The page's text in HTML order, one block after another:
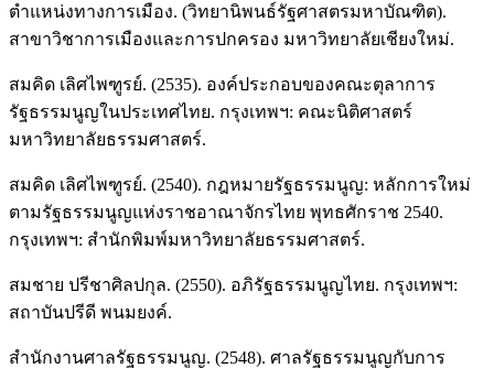
ตำแหน่งทางการเมือง. (วิทยานิพนธ์รัฐศาสตรมหาบัณฑิต).
สาขาวิชาการเมืองและการปกครอง มหาวิทยาลัยเชียงใหม่.
สมคิด เลิศไพฑูรย์. (2535). องค์ประกอบของคณะตุลาการ
รัฐธรรมนูญในประเทศไทย. กรุงเทพฯ: คณะนิติศาสตร์
มหาวิทยาลัยธรรมศาสตร์.
สมคิด เลิศไพฑูรย์. (2540). กฎหมายรัฐธรรมนูญ: หลักการใหม่
ตามรัฐธรรมนูญแห่งราชอาณาจักรไทย พุทธศักราช 2540.
กรุงเทพฯ: สำนักพิมพ์มหาวิทยาลัยธรรมศาสตร์.
สมชาย ปรีชาศิลปกุล. (2550). อภิรัฐธรรมนูญไทย. กรุงเทพฯ:
สถาบันปรีดี พนมยงค์.
สำนักงานศาลรัฐธรรมนูญ. (2548). ศาลรัฐธรรมนูญกับการ